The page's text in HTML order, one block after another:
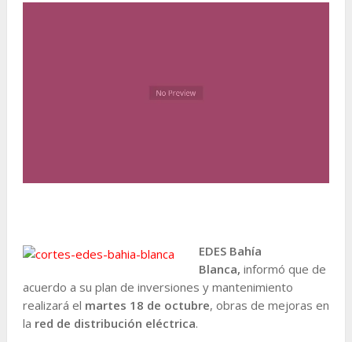
EDES Bahía
Blanca, informó que de
acuerdo a su plan de inversiones y mantenimiento
realizará el martes 18 de octubre, obras de mejoras en
la red de distribución eléctrica.